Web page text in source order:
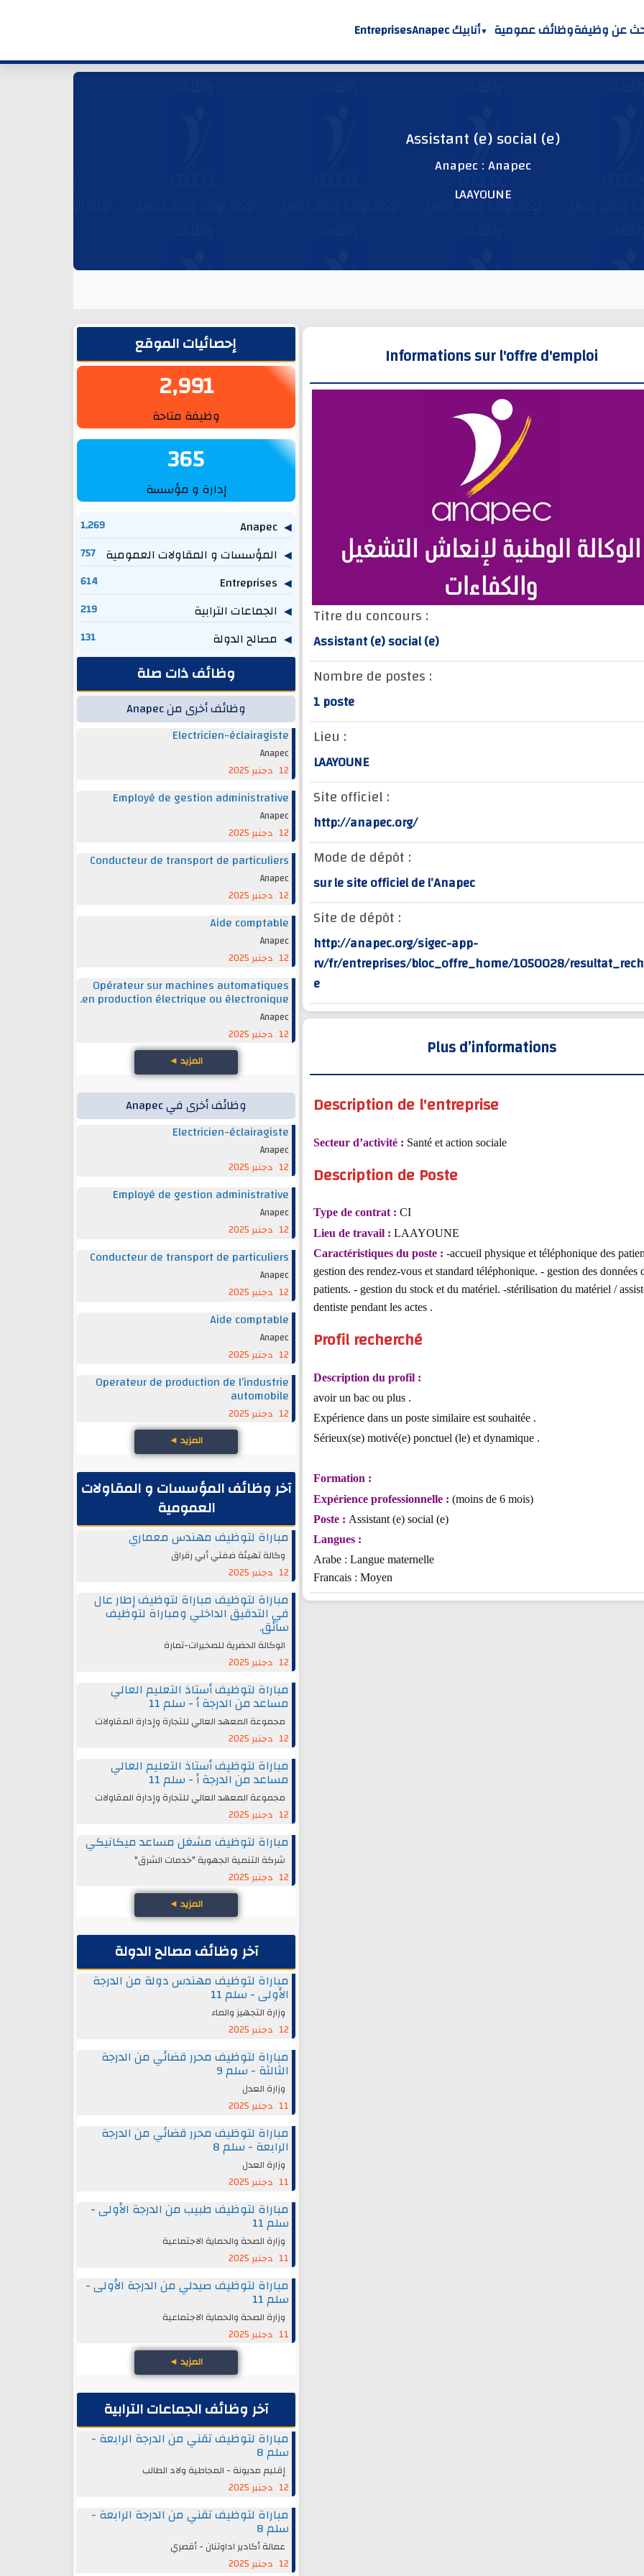
عن وظيفةوظائف عمومية أنابيك Anapec Entreprises
Assistant (e) social (e)
Anapec : Anapec
LAAYOUNE
Informations sur l'offre d'emploi
Titre du concours :
Assistant (e) social (e)
Nombre de postes :
1 poste
Lieu :
LAAYOUNE
Site officiel :
http://anapec.org/
Mode de dépôt :
sur le site officiel de l’Anapec
Site de dépôt :
http://anapec.org/sigec-app-
rv/fr/entreprises/bloc_offre_home/1050028/
e
Plus d’informations
Description de l'entreprise
Secteur d’activité : Santé et action sociale
Description de Poste
Type de contrat : CI
Lieu de travail : LAAYOUNE
Caractéristiques du poste : -accueil physique et téléphonique des
gestion des rendez-vous et standard téléphonique. - gestion des données
patients. - gestion du stock et du matériel. -stérilisation du matériel /
dentiste pendant les actes .
Profil recherché
Description du profil :
avoir un bac ou plus .
Expérience dans un poste similaire est souhaitée .
Sérieux(se) motivé(e) ponctuel (le) et dynamique .
Formation :
Expérience professionnelle : (moins de 6 mois)
Poste : Assistant (e) social (e)
Langues :
Arabe : Langue maternelle
Francais : Moyen
الشريط الجانبيإحصائيات الموقع
2,991
وظيفة متاحة
365
إدارة و مؤسسة
Anapec
1,269
المؤسسات و المقاولات العمومية 757
614
الجماعات الترابية 219
مصالح الدولة 131
وظائف ذات صلة
وظائف أخرى من Anapec
Electricien-éclairagiste
Anapec
12 دجنبر 2025
Employé de gestion administrative
Anapec
12 دجنبر 2025
Conducteur de transport de particuliers
Anapec
12 دجنبر 2025
Aide comptable
Anapec
12 دجنبر 2025
Opérateur sur machines automatiques
en production électrique ou électronique.
Anapec
12 دجنبر 2025
المزيد ◄
وظائف أخرى في Anapec
Electricien-éclairagiste
Anapec
12 دجنبر 2025
Employé de gestion administrative
Anapec
12 دجنبر 2025
Conducteur de transport de particuliers
Anapec
12 دجنبر 2025
Aide comptable
Anapec
12 دجنبر 2025
Operateur de production de l’industrie
automobile
12 دجنبر 2025
المزيد ◄
آخر وظائف المؤسسات و المقاولات
العمومية
مباراة لتوظيف مهندس معماري
وكالة تهيئة ضفتي أبي رقراق
12 دجنبر 2025
مباراة لتوظيف مباراة لتوظيف إطار عال
في التدقيق الداخلي ومباراة لتوظيف
سائق.
الوكالة الحضرية للصخيرات-تمارة
12 دجنبر 2025
مباراة لتوظيف أستاذ التعليم العالي
مساعد من الدرجة أ - سلم 11
مجموعة المعهد العالي للتجارة وإدارة المقاولات
12 دجنبر 2025
مباراة لتوظيف أستاذ التعليم العالي
مساعد من الدرجة أ - سلم 11
مجموعة المعهد العالي للتجارة وإدارة المقاولات
12 دجنبر 2025
مباراة لتوظيف مشغل مساعد ميكانيكي
شركة التنمية الجهوية "خدمات الشرق"
12 دجنبر 2025
المزيد ◄
آخر وظائف مصالح الدولة
مباراة لتوظيف مهندس دولة من الدرجة
الأولى - سلم 11
وزارة التجهيز والماء
12 دجنبر 2025
مباراة لتوظيف محرر قضائي من الدرجة
الثالثة - سلم 9
وزارة العدل
11 دجنبر 2025
مباراة لتوظيف محرر قضائي من الدرجة
الرابعة - سلم 8
وزارة العدل
11 دجنبر 2025
مباراة لتوظيف طبيب من الدرجة الأولى -
سلم 11
وزارة الصحة والحماية الاجتماعية
11 دجنبر 2025
مباراة لتوظيف صيدلي من الدرجة الأولى -
سلم 11
وزارة الصحة والحماية الاجتماعية
11 دجنبر 2025
المزيد ◄
آخر وظائف الجماعات الترابية
مباراة لتوظيف تقني من الدرجة الرابعة -
سلم 8
إقليم مديونة - المجاطية ولاد الطالب
12 دجنبر 2025
مباراة لتوظيف تقني من الدرجة الرابعة -
سلم 8
عمالة أكادير اداوتنان - أقصري
12 دجنبر 2025